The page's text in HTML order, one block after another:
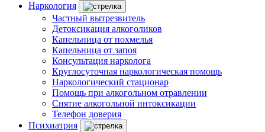
Наркология
Частный вытрезвитель
Детоксикация алкоголиков
Капельница от похмелья
Капельница от запоя
Консультация нарколога
Круглосуточная наркологическая помощь
Наркологический стационар
Помощь при алкогольном отравлении
Снятие алкогольной интоксикации
Телефон доверия
Психиатрия